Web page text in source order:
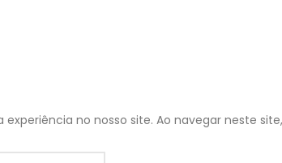
experiência no nosso site. Ao navegar neste